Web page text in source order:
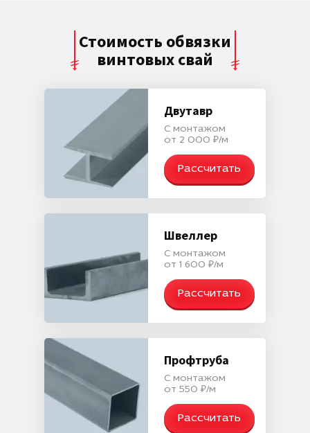
Стоимость обвязки
винтовых свай
Двутавр
С монтажом
от 2 000 ₽/м
Рассчитать
Швеллер
С монтажом
от 1 600 ₽/м
Рассчитать
Профтруба
С монтажом
от 550 ₽/м
Рассчитать